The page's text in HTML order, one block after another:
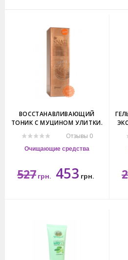
ВОССТАНАВЛИВАЮЩИЙ
ТОНИК С МУЦИНОМ УЛИТКИ.
Отзывы 0
Очищающие средства
527 грн. 453 грн.